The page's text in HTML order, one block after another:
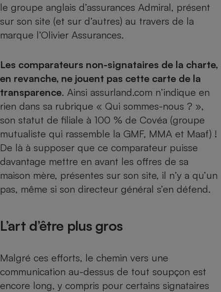
le groupe anglais d’assurances Admiral, présent
sur son site (et sur d’autres) au travers de la
marque l’Olivier Assurances.
Les comparateurs non-signataires de la charte,
en revanche, ne jouent pas cette carte de la
transparence. Ainsi assurland.com n’indique en
rien dans sa rubrique « Qui sommes-nous ? »,
son statut de filiale à 100 % de Covéa (groupe
mutualiste qui rassemble la GMF, MMA et Maaf) !
De là à supposer que ce comparateur puisse
davantage mettre en avant les offres de sa
maison mère, présentes sur son site, il n’y a qu’un
pas, même si son directeur général s’en défend.
L’art d’être plus gros
Malgré ces efforts, le chemin vers une
communication au-dessus de tout soupçon est
encore long, y compris pour certains signataires